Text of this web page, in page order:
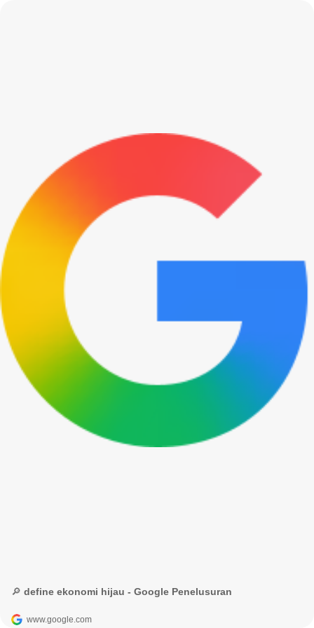
🔎 define ekonomi hijau - Google Penelusuran
www.google.com